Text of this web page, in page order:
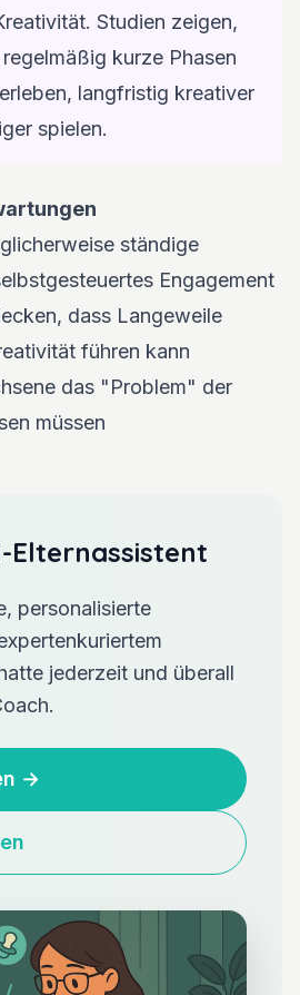
Studien zeigen,
kurze Phasen
langfristig kreativer
spielen.
ständige
Engagement
dass Langeweile
führen kann
das "Problem" der
müssen
Elternassistent
personalisierte
jederzeit und überall
→